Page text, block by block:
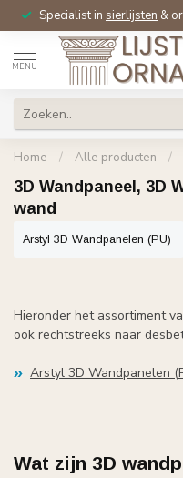
Specialist in sierlijsten &
MENU
Home / Alle producten /
3D Wandpaneel, 3D
wand
Arstyl 3D Wandpanelen (PU)
Hieronder het assortiment
ook rechtstreeks naar
Arstyl 3D Wandpanelen
Wat zijn 3D